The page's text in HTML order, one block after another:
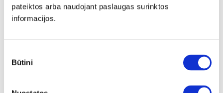
pateiktos arba naudojant paslaugas surinktos
informacijos.
pasirinkimas
Būtini